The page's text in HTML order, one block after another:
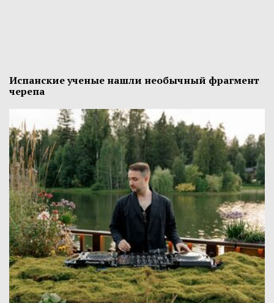
Испанские ученые нашли необычный фрагмент
черепа